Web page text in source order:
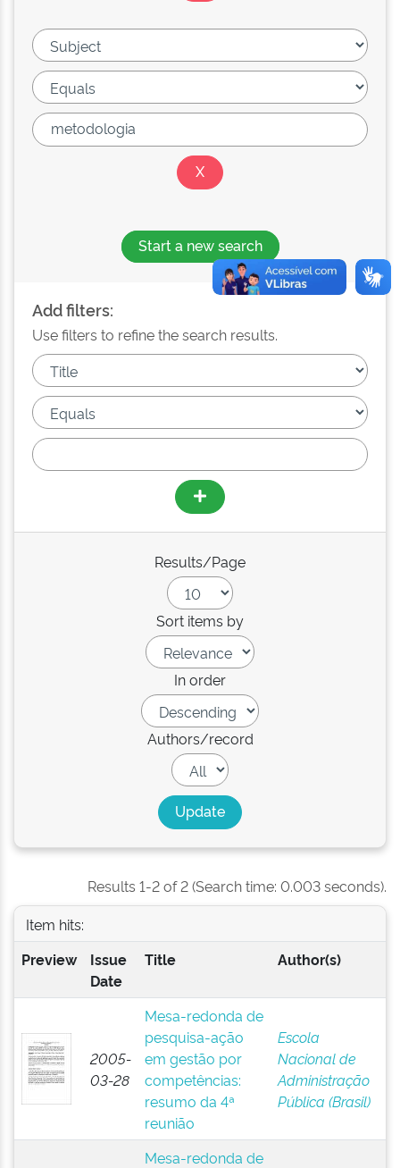
Start a new search
Add filters:
Use filters to refine the search results.
Results/Page
Sort items by
In order
Authors/record
Results 1-2 of 2 (Search time: 0.003 seconds).
Item hits:
Preview
Issue
Date
Title Author(s)
2005-
03-28
Mesa-redonda de
pesquisa-ação
em gestão por
competências:
resumo da 4ª
reunião
Escola
Nacional de
Administração
Pública (Brasil)
Mesa-redonda de